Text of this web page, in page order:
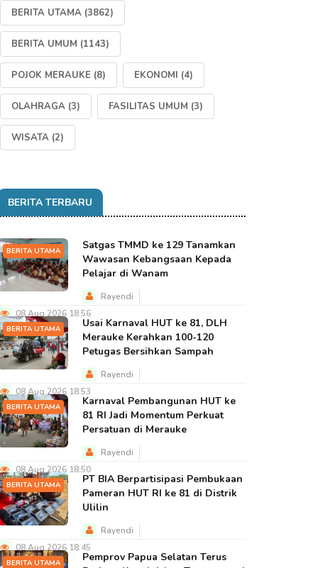
BERITA UTAMA (3862)
BERITA UMUM (1143)
POJOK MERAUKE (8) EKONOMI (4)
OLAHRAGA (3) FASILITAS UMUM (3)
WISATA (2)
BERITA TERBARU
BERITA UTAMA
Satgas TMMD ke 129 Tanamkan
Wawasan Kebangsaan Kepada
Pelajar di Wanam
Rayendi
08 Aug 2026 18:56
BERITA UTAMA
Usai Karnaval HUT ke 81, DLH
Merauke Kerahkan 100-120
Petugas Bersihkan Sampah
Rayendi
08 Aug 2026 18:53
BERITA UTAMA
Karnaval Pembangunan HUT ke
81 RI Jadi Momentum Perkuat
Persatuan di Merauke
Rayendi
08 Aug 2026 18:50
BERITA UTAMA
PT BIA Berpartisipasi Pembukaan
Pameran HUT RI ke 81 di Distrik
Ulilin
Rayendi
08 Aug 2026 18:45
BERITA UTAMA
Pemprov Papua Selatan Terus